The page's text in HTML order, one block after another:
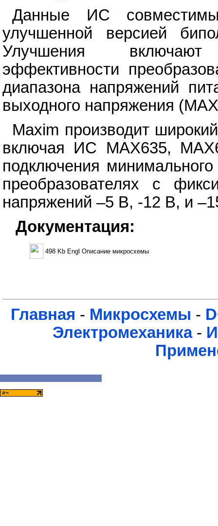
Данные ИС
улучшенной версией
Улучшения
эффективности
диапазона напряжений
выходного напряжения
Maxim производит
включая ИС MAX635,
подключения
преобразователях с
напряжений –5 В, -12 В, и
Документация:
498 Kb Engl Описание микросхемы
Главная - Микросхемы -
Электромеханика-